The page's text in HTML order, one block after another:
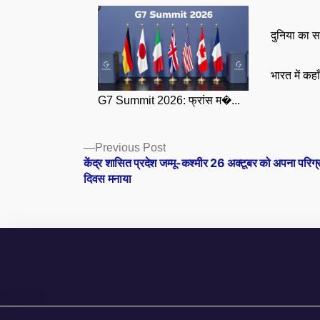
G7 Summit 2026: फ्रांस म�...
दुनिया का
भारत में
Posts
navigation
Previous PostPrevious
post:
केंद्र शासित प्रदेश जम्मू-कश्मीर 26 अक्टूबर को अपना
दिवस मनाया